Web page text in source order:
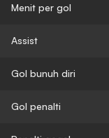
Menit per gol
Assist
Gol bunuh diri
Gol penalti